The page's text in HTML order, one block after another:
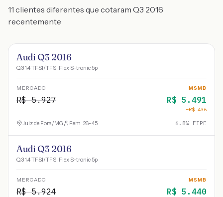
11 clientes diferentes que cotaram Q3 2016
recentemente
Audi Q3 2016
Q3 1.4 TFSI/TFSI Flex S-tronic 5p
MERCADO
R$5.927
MSMB
R$ 5.491
−R$ 436
Juiz de Fora/MG Fem · 26-45 6.8% FIPE
Audi Q3 2016
Q3 1.4 TFSI/TFSI Flex S-tronic 5p
MERCADO
R$5.924
MSMB
R$ 5.440